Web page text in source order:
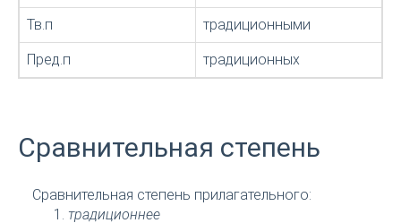
Тв.п традиционными
Пред.п традиционных
Сравнительная степень
Сравнительная степень прилагательного:
традиционнее